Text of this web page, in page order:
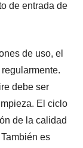
de entrada de
de uso, el
debe ser
El ciclo
de la calidad
es